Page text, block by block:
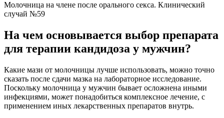
Молочница на члене после орального секса. Клинический
случай №59
На чем основывается выбор препарата
для терапии кандидоза у мужчин?
Какие мази от молочницы лучше использовать, можно точно
сказать после сдачи мазка на лабораторное исследование.
Поскольку молочница у мужчин бывает осложнена иными
инфекциями, может понадобиться комплексное лечение, с
применением иных лекарственных препаратов внутрь.